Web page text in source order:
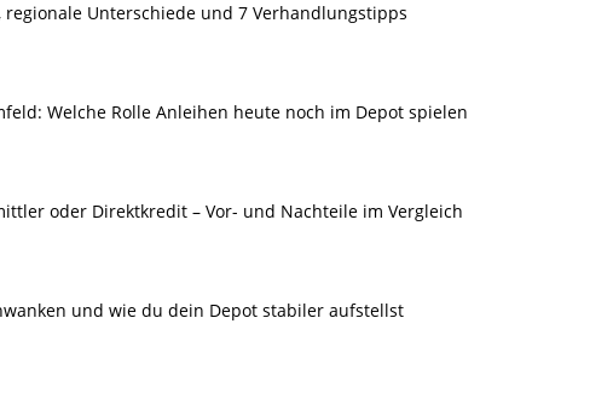
Unterschiede und 7 Verhandlungstipps
Welche Rolle Anleihen heute noch im Depot spielen
oder Direktkredit – Vor- und Nachteile im Vergleich
und wie du dein Depot stabiler aufstellst